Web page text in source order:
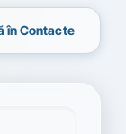
în Contacte